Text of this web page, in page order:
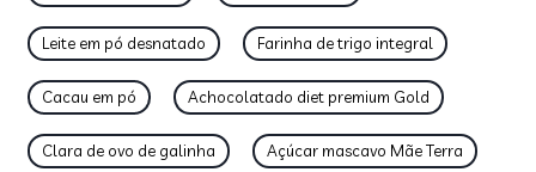
Leite em pó desnatado Farinha de trigo integral
Cacau em pó Achocolatado diet premium Gold
Clara de ovo de galinha Açúcar mascavo Mãe Terra